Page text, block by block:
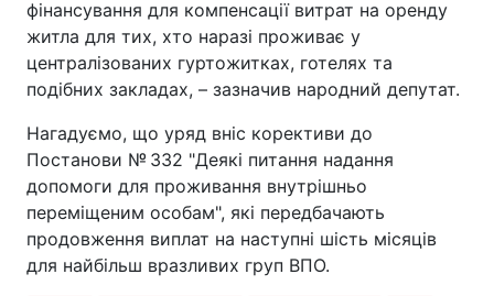
фінансування для компенсації витрат на оренду
житла для тих, хто наразі проживає у
централізованих гуртожитках, готелях та
подібних закладах, – зазначив народний депутат.
Нагадуємо, що уряд вніс корективи до
Постанови № 332 "Деякі питання надання
допомоги для проживання внутрішньо
переміщеним особам", які передбачають
продовження виплат на наступні шість місяців
для найбільш вразливих груп ВПО.